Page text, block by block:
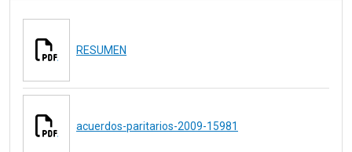
RESUMEN
acuerdos-paritarios-2009-15981